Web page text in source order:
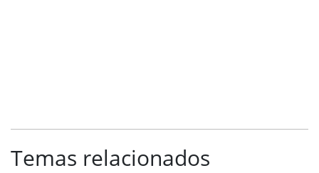
Temas relacionados